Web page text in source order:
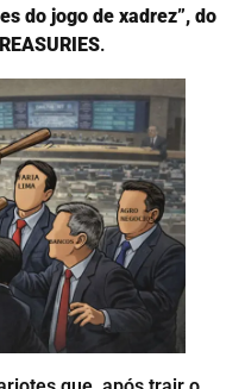
do jogo de xadrez”, do
.